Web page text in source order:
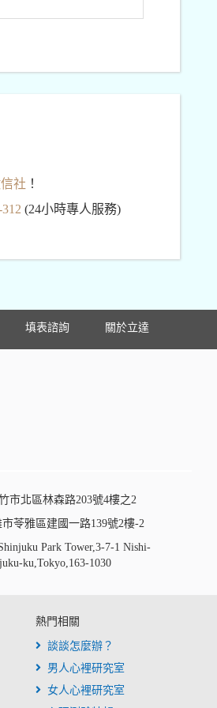
社 ！
(24小時專人服務)
填表諮詢 關於立達
市北區林森路203號4樓之2
市苓雅區建國一路139號2樓-2
Park Tower,3-7-1 Nishi-
ku,Tokyo,163-1030
熱門相關
談談怎麼辦？
男人心裡研究室
女人心裡研究室